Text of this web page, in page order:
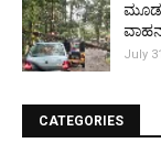
July
CATEGORIES